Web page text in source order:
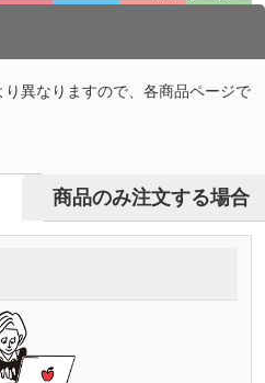
異なりますので、各商品ページで
商品のみ注文する場合